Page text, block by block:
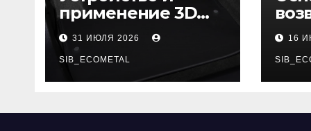
применение 3D
автомобильных
ковриков
31 ИЮЛЯ 2026
SIB_ECOMETAL
16